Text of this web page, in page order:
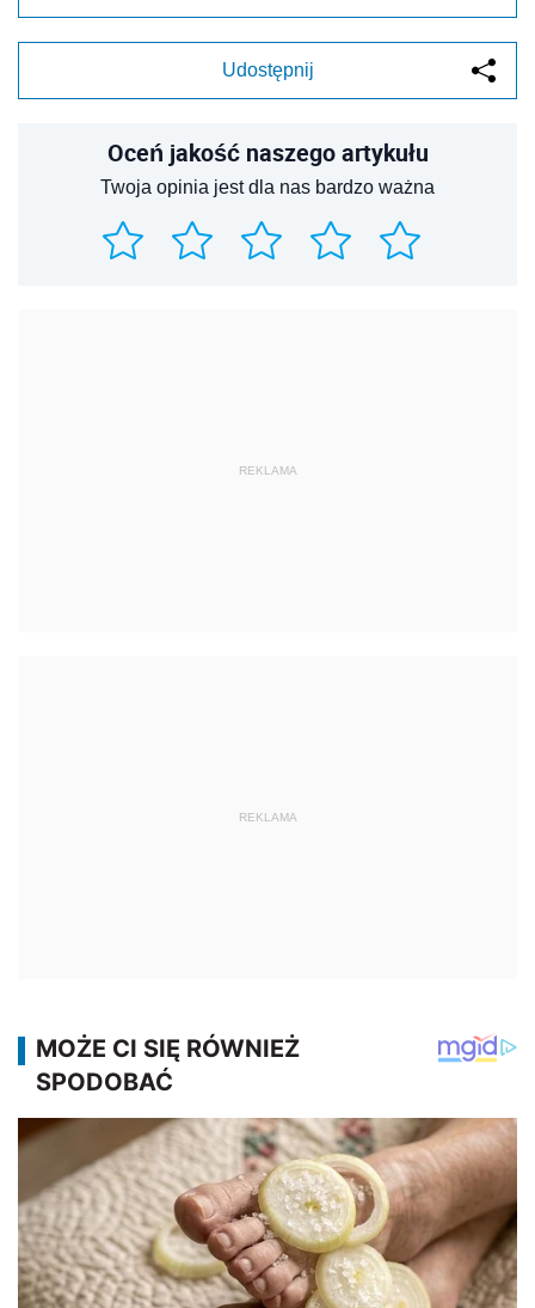
Udostępnij
Oceń jakość naszego artykułu
Twoja opinia jest dla nas bardzo ważna
REKLAMA
REKLAMA